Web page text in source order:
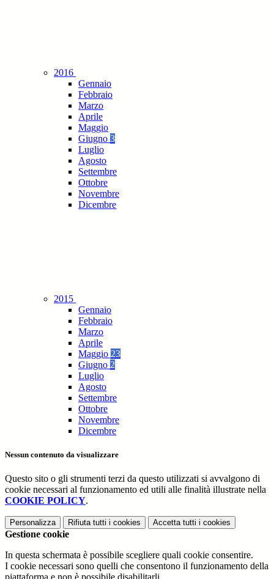
2016
Gennaio
Febbraio
Marzo
Aprile
Maggio
Giugno 3
Luglio
Agosto
Settembre
Ottobre
Novembre
Dicembre
2015
Gennaio
Febbraio
Marzo
Aprile
Maggio 23
Giugno 2
Luglio
Agosto
Settembre
Ottobre
Novembre
Dicembre
Nessun contenuto da visualizzare
Questo sito o gli strumenti terzi da questo utilizzati si avvalgono di
cookie necessari al funzionamento ed utili alle finalità illustrate nella
COOKIE POLICY.
Personalizza Rifiuta tutti i cookies Accetta tutti i cookies
Gestione cookie
In questa schermata è possibile scegliere quali cookie consentire.
I cookie necessari sono quelli che consentono il funzionamento della